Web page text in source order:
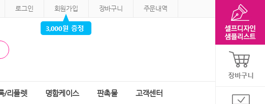
로그인 회원가입 장바구니 주문내역
/리플렛 명함케이스 판촉물 고객센터